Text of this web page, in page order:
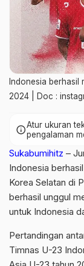
Indonesia berhasil
2024 | Doc :
infoAtur ukuran
pengalaman
Sukabumihitz –
Indonesia
Korea Selatan di
berhasil unggul
untuk Indonesia
Pertandingan
Timnas U-23